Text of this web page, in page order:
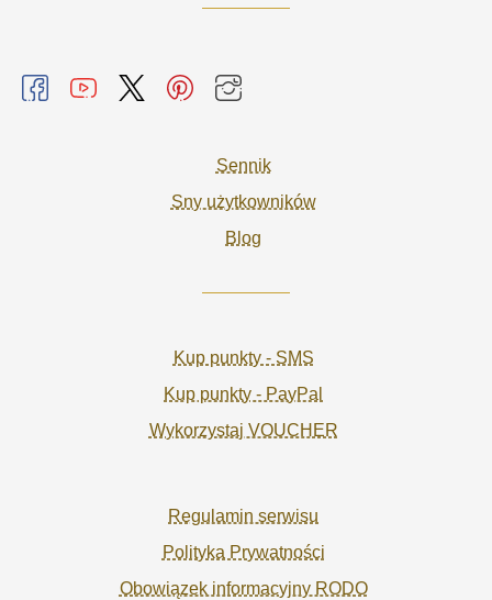
Sennik
Sny użytkowników
Blog
Kup punkty - SMS
Kup punkty - PayPal
Wykorzystaj VOUCHER
Regulamin serwisu
Polityka Prywatności
Obowiązek informacyjny RODO